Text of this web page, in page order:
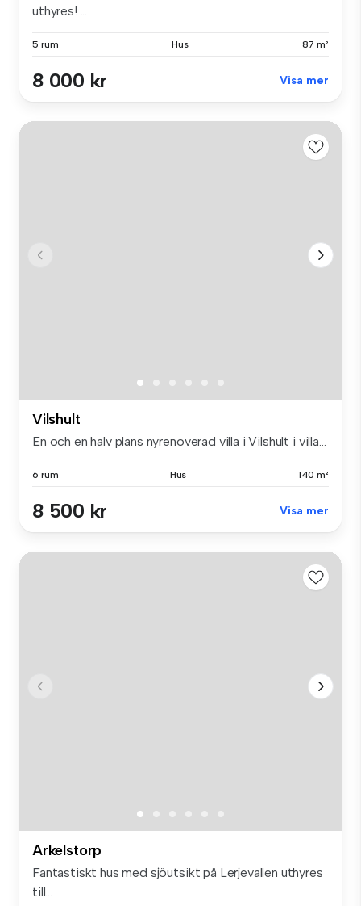
uthyres! ...
5 rum Hus 87 m²
8 000 kr Visa mer
Vilshult
En och en halv plans nyrenoverad villa i Vilshult i villa...
6 rum Hus 140 m²
8 500 kr Visa mer
Arkelstorp
Fantastiskt hus med sjöutsikt på Lerjevallen uthyres
till...